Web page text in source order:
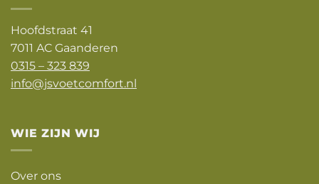
Hoofdstraat 41
7011 AC Gaanderen
0315 – 323 839
info@jsvoetcomfort.nl
WIE ZIJN WIJ
Over ons